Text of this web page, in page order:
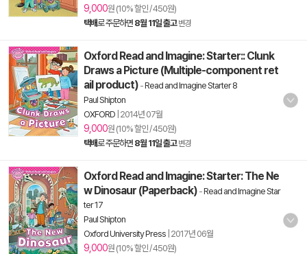
9,000원 (10% 할인 / 450원)
택배로 주문하면 8월 11일 출고 변경
Oxford Read and Imagine: Starter:: Clunk
Draws a Picture (Multiple-component ret
ail product) -Read and Imagine Starter 8
Paul Shipton
OXFORD 2014년 07월
9,000원 (10% 할인 / 450원)
택배로 주문하면 8월 11일 출고 변경
Oxford Read and Imagine: Starter: The Ne
w Dinosaur (Paperback) -Read and Imagine Star
ter 17
Paul Shipton
Oxford University Press 2017년 06월
9,000원 (10% 할인 / 450원)